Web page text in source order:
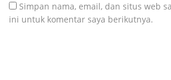
Simpan nama, email, dan situs web
ini untuk komentar saya berikutnya.